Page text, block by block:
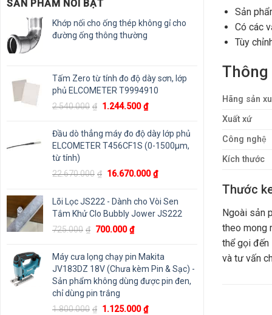
SẢN PHẨM NỔI BẬT
Khớp nối cho ống thép không gỉ cho
đường ống thông thường
Tấm Zero từ tính đo độ dày sơn, lớp
phủ ELCOMETER T9994910
2.540.000 ₫ Giá
là:
2.540.000₫.
1.244.500 ₫Giá
tại
là:
Đầu dò thẳng máy đo độ dày lớp phủ
ELCOMETER T456CF1S (0-1500μm,
từ tính)
22.670.000 ₫ Giá
là:
22.670.000₫.
16.670.000 ₫Giá
tại
là:
Lõi Lọc JS222 - Dành cho Vòi Sen
Tắm Khử Clo Bubbly Jower JS222
725.000 ₫ Giá
là:
725.000₫.
700.000 ₫Giá
tại
là:
700.000₫.
Máy cưa lọng chạy pin Makita
JV183DZ 18V (Chưa kèm Pin & Sạc) -
Sản phẩm không dùng được pin đen,
chỉ dùng pin trắng
1.800.000 ₫ Giá
1.125.000 ₫Giá
Sản
Có các
Tùy
Thông
Hãng sản
Xuất xứ
Công nghệ
Kích thước
Thước
Ngoài sản
theo mong
thể gọi đến
và tư vấn